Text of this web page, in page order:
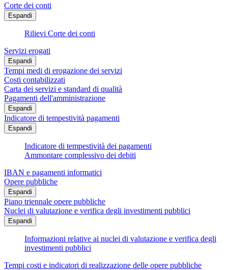
Corte dei conti
Espandi
Rilievi Corte dei conti
Servizi erogati
Espandi
Tempi medi di erogazione dei servizi
Costi contabilizzati
Carta dei servizi e standard di qualità
Pagamenti dell'amministrazione
Espandi
Indicatore di tempestività pagamenti
Espandi
Indicatore di tempestività dei pagamenti
Ammontare complessivo dei debiti
IBAN e pagamenti informatici
Opere pubbliche
Espandi
Piano triennale opere pubbliche
Nuclei di valutazione e verifica degli investimenti pubblici
Espandi
Informazioni relative ai nuclei di valutazione e verifica degli
investimenti pubblici
Tempi costi e indicatori di realizzazione delle opere pubbliche